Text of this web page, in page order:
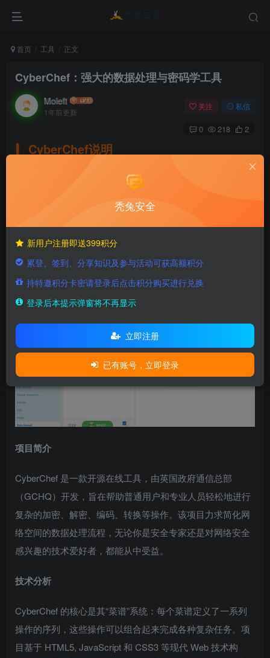
首页 工具 正文
CyberChef：强大的数据处理与密码学工具
Moleft
1年前更新
关注 私信
0 218 2
CyberChef说明
是一款由英国政府通信总部（GCHQ）开发的
实用的工具，无论是应对日常的数据处理需求，还是执行专
丰富特性极大地鼓励了社区的参与和贡献，从而驱动着
CyberChef 的持续改进和发展。现在就可以尝试一下，体验
它能为你的工作或学习带来的效率提升！
项目简介
CyberChef 是一款开源在线工具，由英国政府通信总部
（GCHQ）开发，旨在帮助普通用户和专业人员轻松地进行
复杂的加密、解密、编码、转换等操作。该项目力求简化网
络空间的数据处理流程，无论你是安全专家还是对网络安全
感兴趣的技术爱好者，都能从中受益。
技术分析
CyberChef 的核心是其“菜谱”系统：每个菜谱定义了一系列
操作的序列，这些操作可以组合起来完成各种复杂任务。项
目基于 HTML5, JavaScript 和 CSS3 等现代 Web 技术构
秃兔安全
新用户注册即送399积分
累登、签到、分享知识及参与活动可获高额积分
持特邀积分卡密请登录后点击积分购买进行兑换
登录后本提示弹窗将不再显示
立即注册
已有账号，立即登录